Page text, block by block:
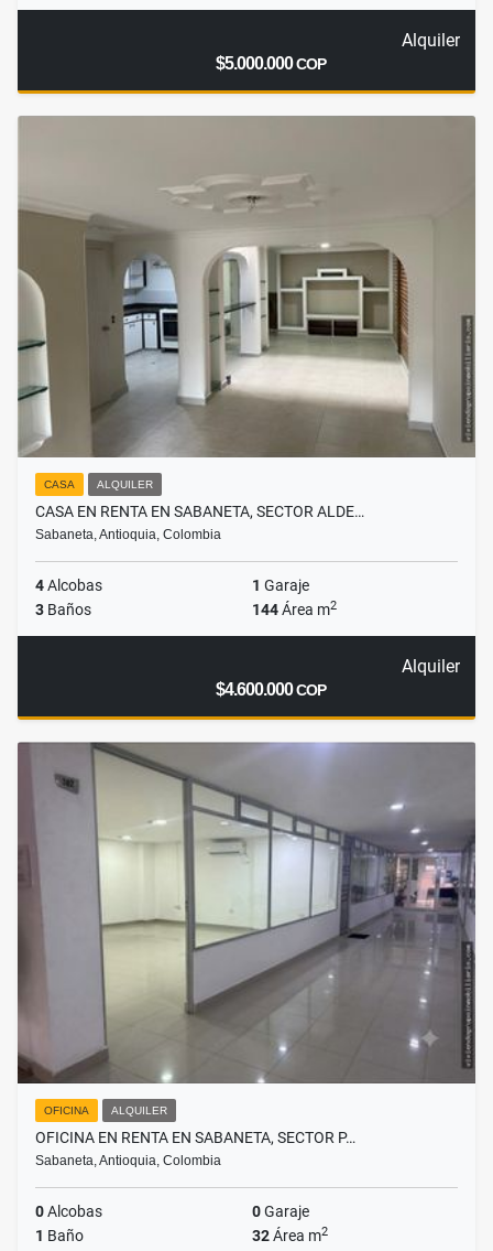
Alquiler
$5.000.000COP
CASA ALQUILER
CASA EN RENTA EN SABANETA, SECTOR ALDE…
Sabaneta, Antioquia, Colombia
4Alcobas 1 Garaje
3 Baños 144Área m2
Alquiler
$4.600.000COP
OFICINA ALQUILER
OFICINA EN RENTA EN SABANETA, SECTOR P…
Sabaneta, Antioquia, Colombia
0Alcobas 0Garaje
1 Baño 32Área m2